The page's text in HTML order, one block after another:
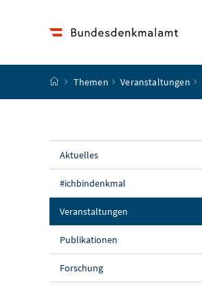
Startseite
Themen Veranstaltungen
Aktuelles
#ichbindenkmal
Veranstaltungen(aktuelle Seite)
Publikationen
Forschung